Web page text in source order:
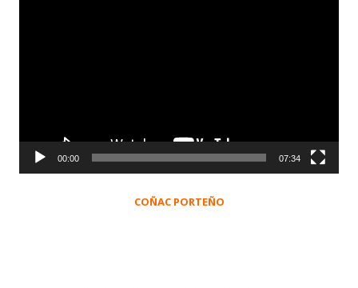
00:00 07:34
COÑAC PORTEÑO